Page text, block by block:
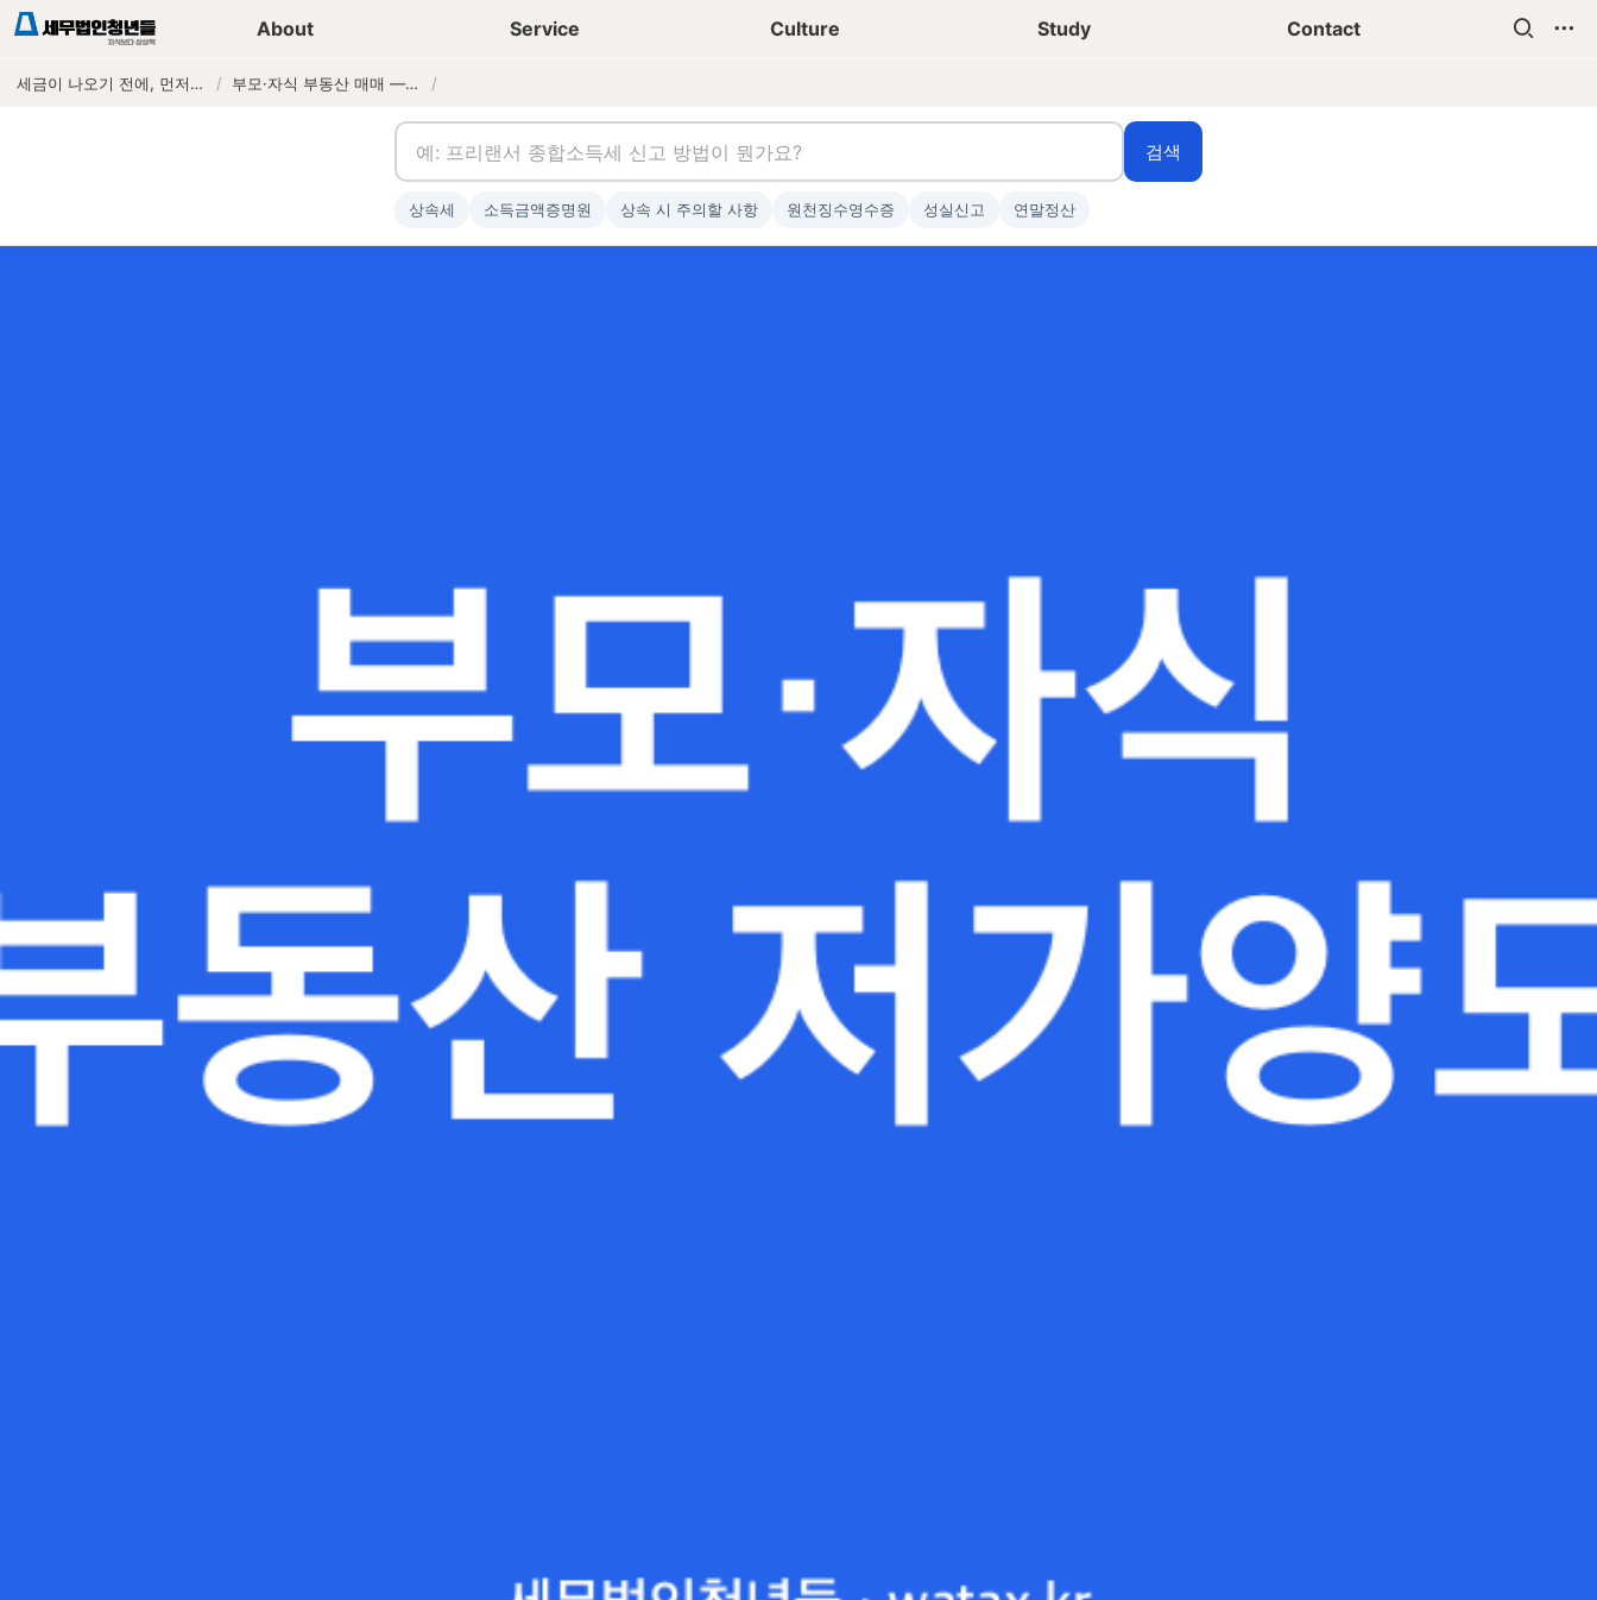
About Service Culture Study Contact
세금이 나오기 전에, 먼저 연락하는 세무법인 / 부모·자식 부동산 매매 — 시가 평가와 저가양도 증여 추정 분기 /
세무가이드 콘텐츠 기장상담신청 청년들 일상
검색
상속세 소득금액증명원 상속 시 주의할 사항 원천징수영수증 성실신고 연말정산